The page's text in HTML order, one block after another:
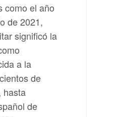
como el año
de 2021,
significó la
a la
de
hasta
de